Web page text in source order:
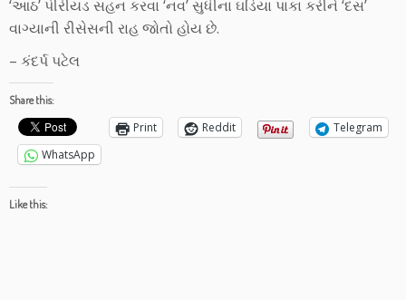
‘આઠ’ પીરીયડ સહન કરવા ‘નવ’ સુધીના ઘડિયા પાકા કરીને ‘દસ’
વાગ્યાની રીસેસની રાહ જોતો હોય છે.
– કંદર્પ પટેલ
Share this:
Print Reddit
Telegram
WhatsApp
Like this: